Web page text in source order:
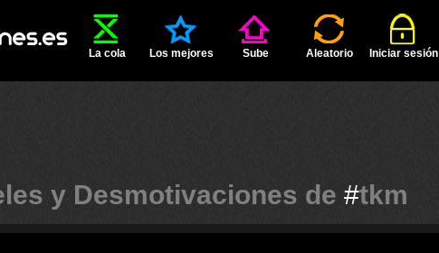
La cola Los mejores Sube Aleatorio Iniciar sesión
y Desmotivaciones de #tkm